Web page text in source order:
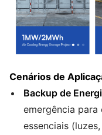
Cenários de
Backup de
emergência
essenciais